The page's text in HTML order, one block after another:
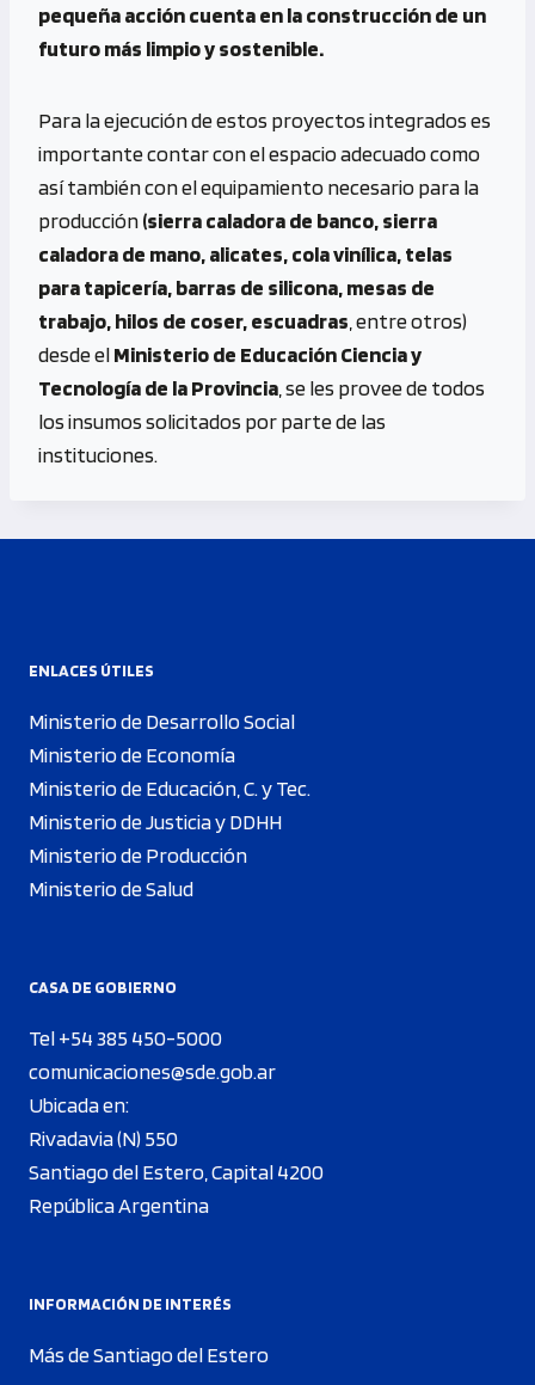
pequeña acción cuenta en la construcción de un
futuro más limpio y sostenible.
Para la ejecución de estos proyectos integrados es
importante contar con el espacio adecuado como
así también con el equipamiento necesario para la
producción(sierra caladora de banco, sierra
caladora de mano, alicates, cola vinílica, telas
para tapicería, barras de silicona, mesas de
trabajo, hilos de coser, escuadras , entre otros)
desde elMinisterio de Educación Ciencia y
Tecnología de la Provincia , se les provee de todos
los insumos solicitados por parte de las
instituciones.
ENLACES ÚTILES
Ministerio de Desarrollo Social
Ministerio de Economía
Ministerio de Educación, C. y Tec.
Ministerio de Justicia y DDHH
Ministerio de Producción
Ministerio de Salud
CASA DE GOBIERNO
Tel +54 385 450-5000
comunicaciones@sde.gob.ar
Ubicada en:
Rivadavia (N) 550
Santiago del Estero, Capital 4200
República Argentina
INFORMACIÓN DE INTERÉS
Más de Santiago del Estero